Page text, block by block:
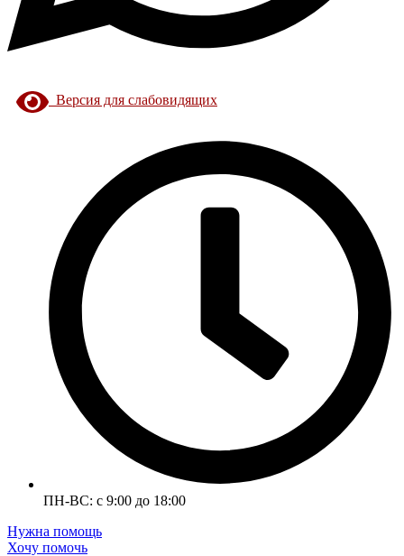
Версия для слабовидящих
ПН-ВС: с 9:00 до 18:00
Нужна помощь
Хочу помочь